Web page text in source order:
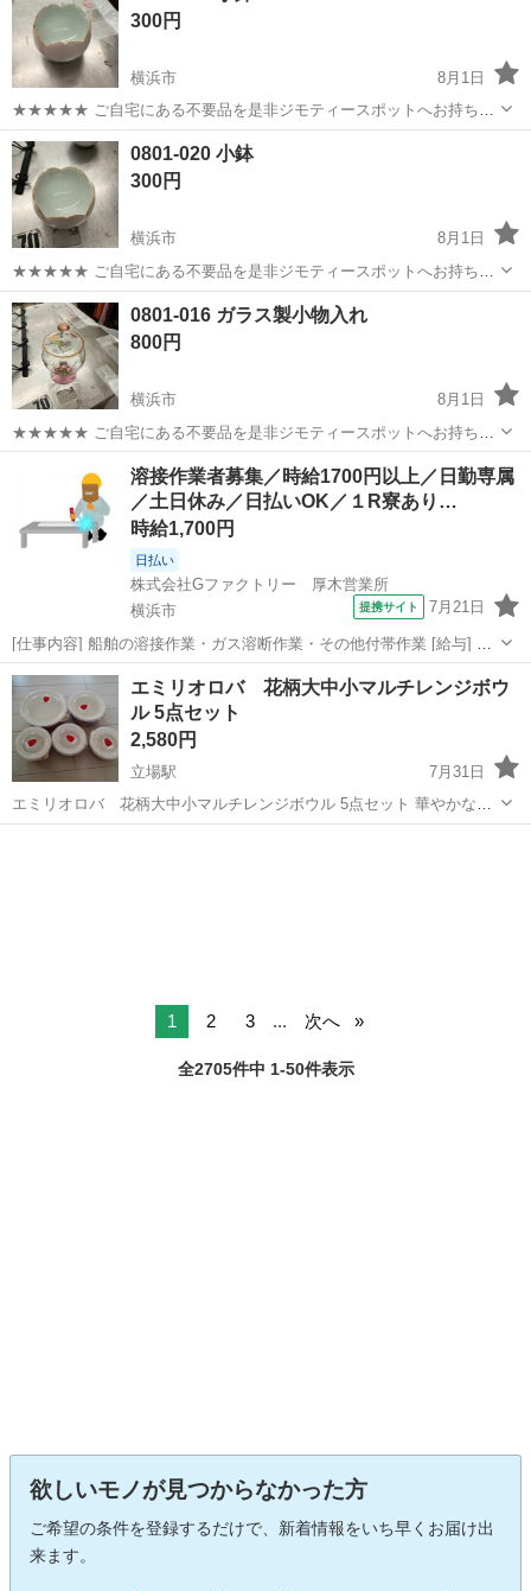
ち込めます！ ※詳細はこ...
300円
横浜市
8月1日
★★★★★ ご自宅にある不要品を是非ジモティースポットへお持ち込
みしませんか？ 家電、趣味・スポーツ・レジャー用品、こども用品、
衣料服飾品、生活雑貨、家具、本、CD・DVDなどが無料でまとめて持
ち込めます！ ※詳細はこ...
神奈川 横浜市 食器 小鉢
0801-020 小鉢
300円
横浜市
8月1日
★★★★★ ご自宅にある不要品を是非ジモティースポットへお持ち込
みしませんか？ 家電、趣味・スポーツ・レジャー用品、こども用品、
衣料服飾品、生活雑貨、家具、本、CD・DVDなどが無料でまとめて持
ち込めます！ ※詳細はこ...
神奈川 横浜市 小鉢
0801-016 ガラス製小物入れ
800円
横浜市
8月1日
★★★★★ ご自宅にある不要品を是非ジモティースポットへお持ち込
みしませんか？ 家電、趣味・スポーツ・レジャー用品、こども用品、
衣料服飾品、生活雑貨、家具、本、CD・DVDなどが無料でまとめて持
ち込めます！ ※詳細はこ...
横浜市 食器 現地
溶接作業者募集／時給1700円以上／日勤専属
／土日休み／日払いOK／１R寮あり…
時給1,700円
日払い
株式会社Gファクトリー 厚木営業所
横浜市
提携サイト 7月21日
[仕事内容] 船舶の溶接作業・ガス溶断作業・その他付帯作業 [給与] 時
給1700円～2000円 [休日・休暇] 土・日 年末年始/お盆/GW等の大型連
休あり 祝祭日は工場カレンダーによります [応募資格] 溶接の仕事...
神奈川 横浜市 工場
エミリオロバ 花柄大中小マルチレンジボウ
ル 5点セット
2,580円
立場駅
7月31日
エミリオロバ 花柄大中小マルチレンジボウル 5点セット 華やかな花
柄デザインが特徴の、密閉蓋付き保存容器5点セットです。 - セット内
1 2 3 ... 次へ
全2705件中 1-50件表示
欲しいモノが見つからなかった方
ご希望の条件を登録するだけで、新着情報をいち早くお届け出
来ます。